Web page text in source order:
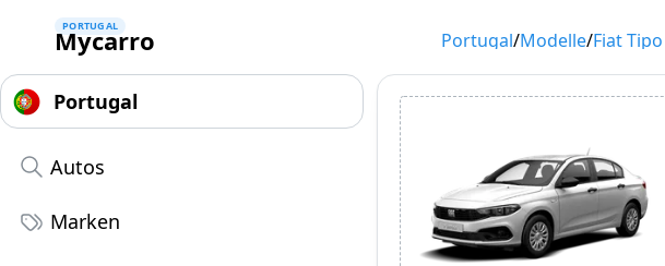
Mycarro
PORTUGAL
Portugal/Modelle/Fiat Tipo
Autos
Marken